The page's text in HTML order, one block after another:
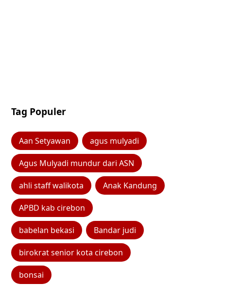
Tag Populer
Aan Setyawan agus mulyadi
Agus Mulyadi mundur dari ASN
ahli staff walikota Anak Kandung
APBD kab cirebon
babelan bekasi Bandar judi
birokrat senior kota cirebon
bonsai